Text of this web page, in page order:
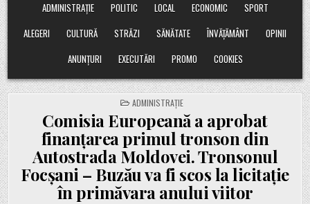
ADMINISTRAȚIE
POLITIC LOCAL ECONOMIC
SPORT
ALEGERI
CULTURĂ STRĂZI SĂNĂTATE ÎNVĂȚĂMÂNT
OPINII
ANUNȚURI
EXECUTĂRI PROMO COOKIES
POSTED
IN
ADMINISTRAȚIE
Comisia Europeană a aprobat
finanțarea primul tronson din
Autostrada Moldovei. Tronsonul
Focșani – Buzău va fi scos la licitație
în primăvara anului viitor